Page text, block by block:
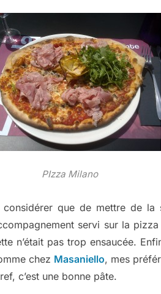
PIzza Milano
considérer que de mettre de
servi sur la pizza
n’était pas trop ensaucée.
chez Masaniello, mes
c’est une bonne pâte.